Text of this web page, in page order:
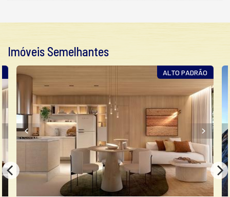
Imóveis Semelhantes
ALTO PADRÃO